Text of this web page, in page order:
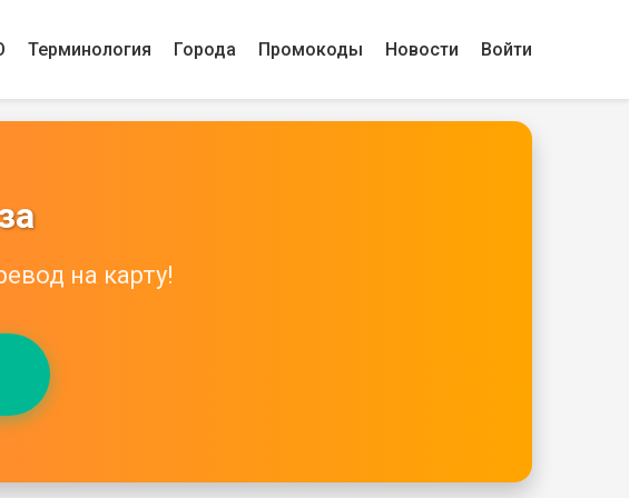
Терминология Города Промокоды Новости Войти
на карту!